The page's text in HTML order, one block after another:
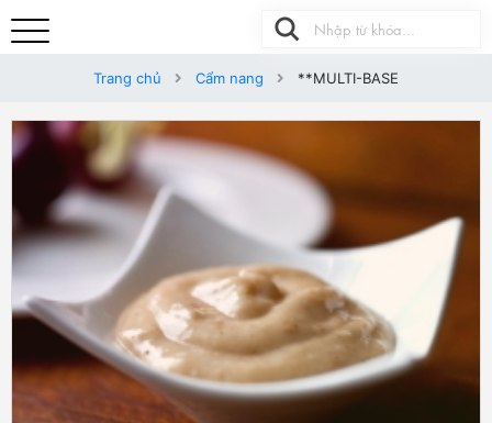
Trang chủ Cẩm nang **MULTI-BASE